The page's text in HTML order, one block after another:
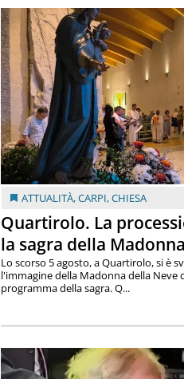
ATTUALITÀ,CARPI,CHIESA
Quartirolo. La
la sagra della
Lo scorso 5 agosto, a Quartirolo, si è
l'immagine della Madonna della Neve
programma della sagra. Q...